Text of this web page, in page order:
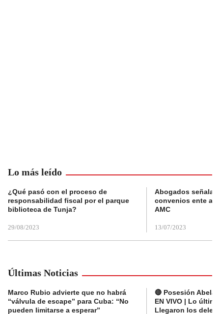
Lo más leído
¿Qué pasó con el proceso de
responsabilidad fiscal por el parque
biblioteca de Tunja?
29/08/2023
Abogados
convenios ente
AMC
13/07/2023
Últimas Noticias
Marco Rubio advierte que no habrá
“válvula de escape” para Cuba: “No
pueden limitarse a esperar”
🔴 Posesión
EN VIVO | Lo
Llegaron los